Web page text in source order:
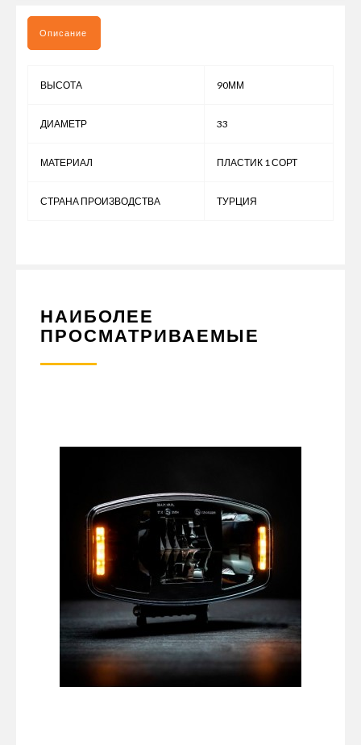
Описание
ВЫСОТА 90ММ
ДИАМЕТР 33
МАТЕРИАЛ ПЛАСТИК 1 СОРТ
СТРАНА ПРОИЗВОДСТВА ТУРЦИЯ
НАИБОЛЕЕ
ПРОСМАТРИВАЕМЫЕ